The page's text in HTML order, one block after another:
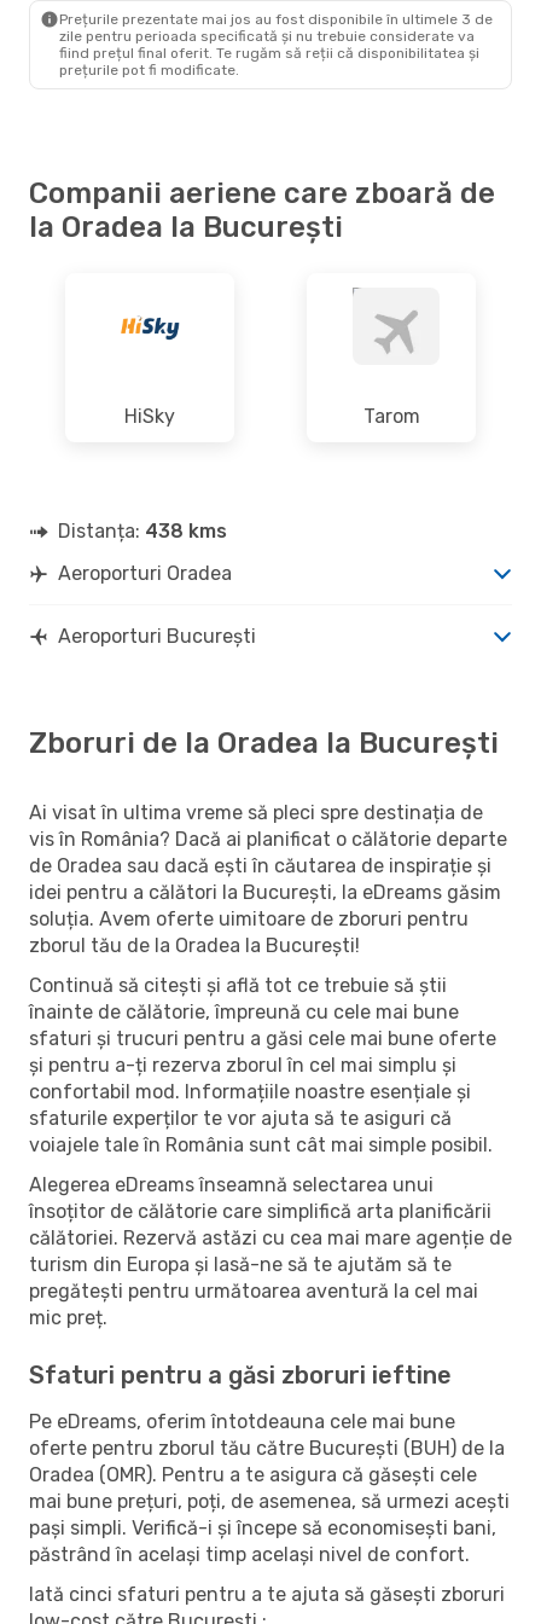
Prețurile prezentate mai jos au fost disponibile în ultimele 3 de
zile pentru perioada specificată și nu trebuie considerate va
fiind prețul final oferit. Te rugăm să reții că disponibilitatea și
prețurile pot fi modificate.
Companii aeriene care zboară de
la Oradea la București
HiSky Tarom
Distanța: 438 kms
Aeroporturi Oradea
Aeroporturi București
Zboruri de la Oradea la București
Ai visat în ultima vreme să pleci spre destinația de
vis în România? Dacă ai planificat o călătorie departe
de Oradea sau dacă ești în căutarea de inspirație și
idei pentru a călători la București, la eDreams găsim
soluția. Avem oferte uimitoare de zboruri pentru
zborul tău de la Oradea la București!
Continuă să citești și află tot ce trebuie să știi
înainte de călătorie, împreună cu cele mai bune
sfaturi și trucuri pentru a găsi cele mai bune oferte
și pentru a-ți rezerva zborul în cel mai simplu și
confortabil mod. Informațiile noastre esențiale și
sfaturile experților te vor ajuta să te asiguri că
voiajele tale în România sunt cât mai simple posibil.
Alegerea eDreams înseamnă selectarea unui
însoțitor de călătorie care simplifică arta planificării
călătoriei. Rezervă astăzi cu cea mai mare agenție de
turism din Europa și lasă-ne să te ajutăm să te
pregătești pentru următoarea aventură la cel mai
mic preț.
Sfaturi pentru a găsi zboruri ieftine
Pe eDreams, oferim întotdeauna cele mai bune
oferte pentru zborul tău către București (BUH) de la
Oradea (OMR). Pentru a te asigura că găsești cele
mai bune prețuri, poți, de asemenea, să urmezi acești
pași simpli. Verifică-i și începe să economisești bani,
păstrând în același timp același nivel de confort.
Iată cinci sfaturi pentru a te ajuta să găsești zboruri